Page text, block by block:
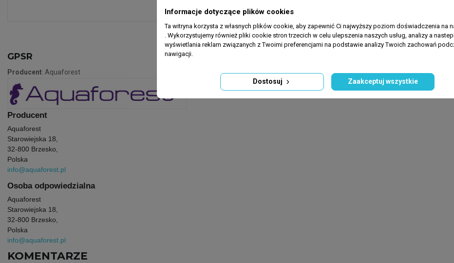
GPSR
Producent: Aquaforest
Producent
Aquaforest
Starowiejska 18,
32-800 Brzesko,
Polska
info@aquaforest.pl
Osoba odpowiedzialna
Aquaforest
Starowiejska 18,
32-800 Brzesko,
Polska
info@aquaforest.pl
KOMENTARZE
Informacje dotyczące plików cookies
Ta witryna korzysta z własnych plików cookie, aby zapewnić Ci najwyższy poziom doświadczenia na
. Wykorzystujemy również pliki cookie stron trzecich w celu ulepszenia naszych usług, analizy a
wyświetlania reklam związanych z Twoimi preferencjami na podstawie analizy Twoich zachowań
nawigacji.
Dostosuj Zaakceptuj wszystkie